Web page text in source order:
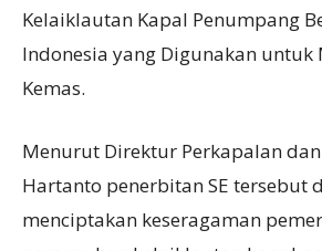
Kelaiklautan Kapal Penumpang
Indonesia yang Digunakan untuk
Kemas.
Menurut Direktur Perkapalan
Hartanto penerbitan SE tersebut
menciptakan keseragaman